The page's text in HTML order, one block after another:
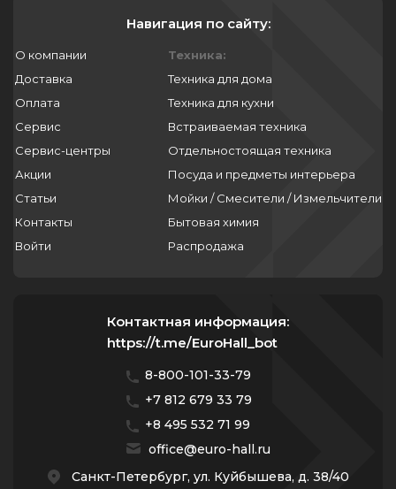
Навигация по сайту:
О компании
Доставка
Оплата
Сервис
Сервис-центры
Акции
Статьи
Контакты
Войти
Техника:
Техника для дома
Техника для кухни
Встраиваемая техника
Отдельностоящая техника
Посуда и предметы интерьера
Мойки / Смесители / Измельчители
Бытовая химия
Распродажа
Контактная информация:
https://t.me/EuroHall_bot
8-800-101-33-79
+7 812 679 33 79
+8 495 532 71 99
office@euro-hall.ru
Санкт-Петербург, ул. Куйбышева, д. 38/40